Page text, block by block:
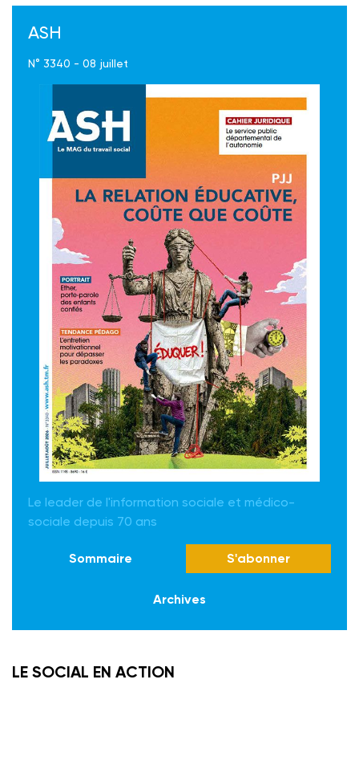
ASH
N° 3340 - 08 juillet
Le leader de l'information sociale et médico-
sociale depuis 70 ans
Sommaire S'abonner
Archives
LE SOCIAL EN ACTION